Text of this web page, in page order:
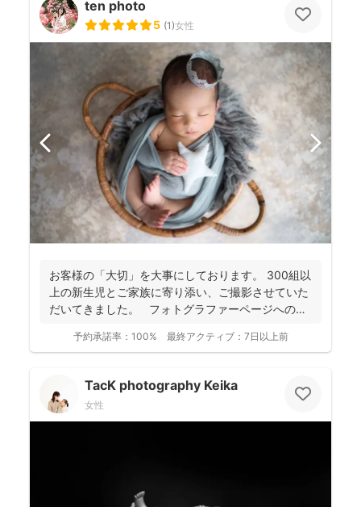
ten photo
5 (1)女性
お客様の「大切」を大事にしております。 300組以
上の新生児とご家族に寄り添い、ご撮影させていた
だいてきました。 フォトグラファーページへの
予約承諾率： 100% 最終アクティブ： 7日以上前
TacK photography Keika
女性